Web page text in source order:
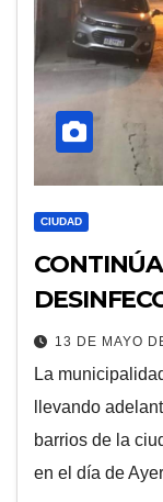
CIUDAD
13 DE MAYO
La
llevando
barrios de la
en el día de